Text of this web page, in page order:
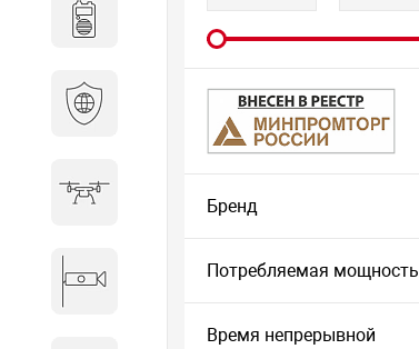
Радиостанции
Кибербезопасность
Видеонаблюдение
МИНПРОМТОРГ
Бренд
Потребляемая мощность
Время непрерывной